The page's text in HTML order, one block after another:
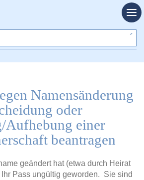
Namensänderung
oder
Aufhebung einer
beantragen
geändert hat (etwa durch Heirat
Pass ungültig geworden. Sie sind